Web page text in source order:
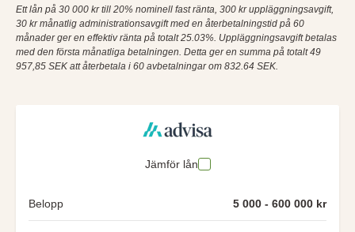
Ett lån på 30 000 kr till 20% nominell fast ränta, 300 kr uppläggningsavgift,
30 kr månatlig administrationsavgift med en återbetalningstid på 60
månader ger en effektiv ränta på totalt 25.03%. Uppläggningsavgift betalas
med den första månatliga betalningen. Detta ger en summa på totalt 49
957,85 SEK att återbetala i 60 avbetalningar om 832.64 SEK.
Jämför lån
Belopp 5 000 - 600 000 kr